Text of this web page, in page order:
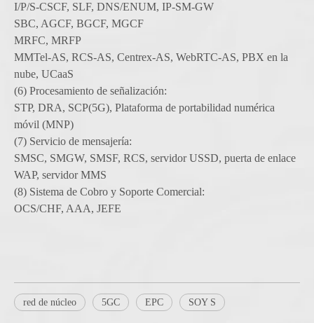
I/P/S-CSCF, SLF, DNS/ENUM, IP-SM-GW
SBC, AGCF, BGCF, MGCF
MRFC, MRFP
MMTel-AS, RCS-AS, Centrex-AS, WebRTC-AS, PBX en la
nube, UCaaS
(6) Procesamiento de señalización:
STP, DRA, SCP(5G), Plataforma de portabilidad numérica
móvil (MNP)
(7) Servicio de mensajería:
SMSC, SMGW, SMSF, RCS, servidor USSD, puerta de enlace
WAP, servidor MMS
(8) Sistema de Cobro y Soporte Comercial:
OCS/CHF, AAA, JEFE
red de núcleo 5GC EPC SOY S